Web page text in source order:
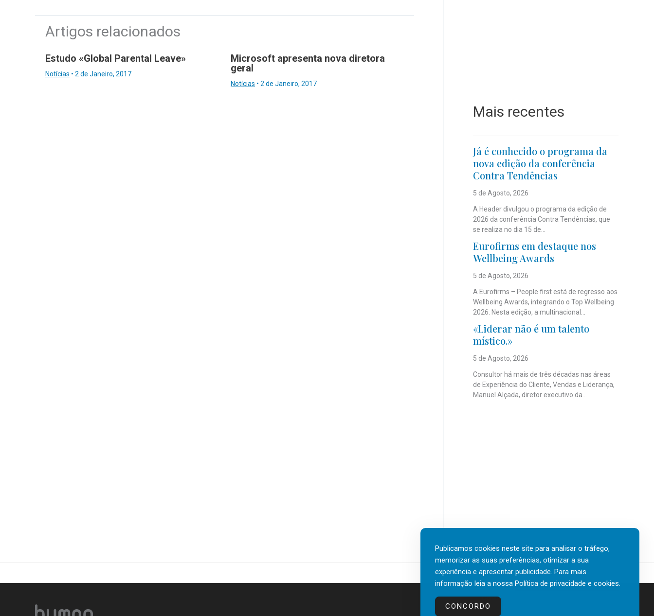
Artigos relacionados
Estudo «Global Parental Leave»
Notícias • 2 de Janeiro, 2017
Microsoft apresenta nova diretora
geral
Notícias • 2 de Janeiro, 2017
Mais recentes
Já é conhecido o programa da
nova edição da conferência
Contra Tendências
5 de Agosto, 2026
A Header divulgou o programa da edição de
2026 da conferência Contra Tendências, que
se realiza no dia 15 de...
Eurofirms em destaque nos
Wellbeing Awards
5 de Agosto, 2026
A Eurofirms – People first está de regresso aos
Wellbeing Awards, integrando o Top Wellbeing
2026. Nesta edição, a multinacional...
«Liderar não é um talento
místico.»
5 de Agosto, 2026
Consultor há mais de três décadas nas áreas
de Experiência do Cliente, Vendas e Liderança,
Manuel Alçada, diretor executivo da...
Contactos
Publicamos cookies neste site para analisar o tráfego,
memorizar as suas preferências, otimizar a sua
experiência e apresentar publicidade. Para mais
informação leia a nossa Política de privacidade e cookies.
CONCORDO